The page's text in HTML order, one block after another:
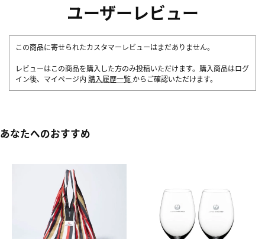
ユーザーレビュー
この商品に寄せられたカスタマーレビューはまだありません。
レビューはこの商品を購入した方のみ投稿いただけます。購入商品はログ
イン後、マイページ内 購入履歴一覧 からご確認いただけます。
あなたへのおすすめ